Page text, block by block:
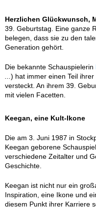
Herzlichen Glückwunsch,
39. Geburtstag. Eine ganze
belegen, dass sie zu den
Generation gehört.
Die bekannte Schauspielerin
) hat immer einen Teil
versteckt. An ihrem 39.
mit vielen Facetten.
Keegan, eine Kult-Ikone
Die am 3. Juni 1987 in
Keegan geborene
verschiedene Zeitalter und
Geschichte.
Keegan ist nicht nur ein
Inspiration, eine Ikone und
diesem Punkt ihrer Karriere